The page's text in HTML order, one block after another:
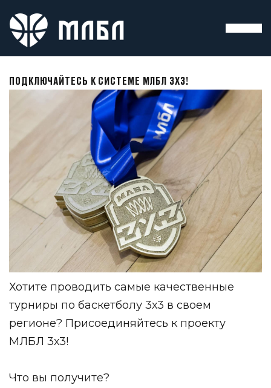
ПОДКЛЮЧАЙТЕСЬ К СИСТЕМЕ МЛБЛ 3Х3!
Хотите проводить самые качественные
турниры по баскетболу 3х3 в своем
регионе? Присоединяйтесь к проекту
МЛБЛ 3х3!
Что вы получите?